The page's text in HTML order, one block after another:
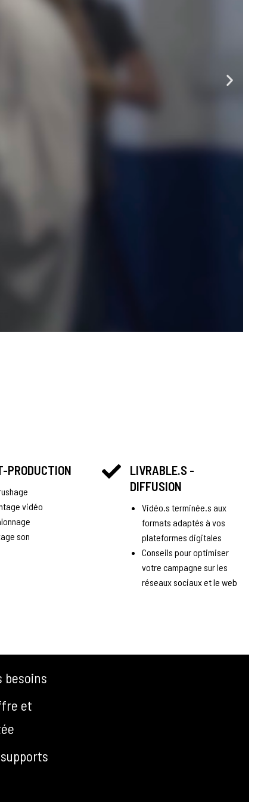
PRODUCTION
vidéo
son
LIVRABLE.S -
DIFFUSION
Vidéo.s terminée.s aux
formats adaptés à vos
plateformes digitales
Conseils pour optimiser
votre campagne sur les
réseaux sociaux et le web
besoins
et